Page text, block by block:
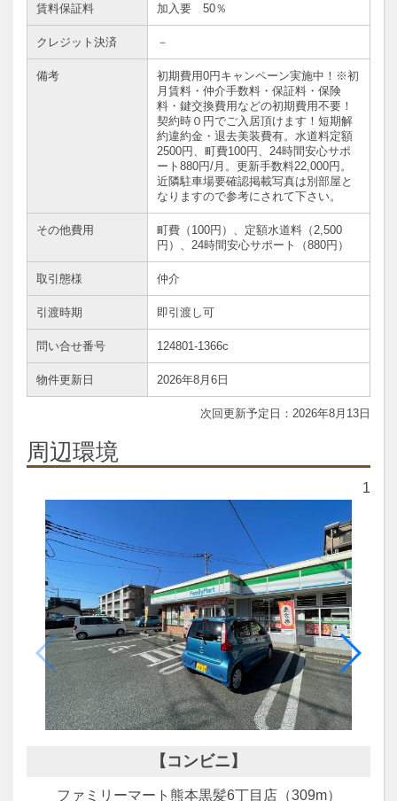
賃料保証料 加入要 50％
クレジット決済 －
備考
初期費用0円キャンペーン実施中！※初
月賃料・仲介手数料・保証料・保険
料・鍵交換費用などの初期費用不要！
契約時０円でご入居頂けます！短期解
約違約金・退去美装費有。水道料定額
2500円、町費100円、24時間安心サポ
ート880円/月。更新手数料22,000円。
近隣駐車場要確認掲載写真は別部屋と
なりますので参考にされて下さい。
その他費用
町費（100円）、定額水道料（2,500
円）、24時間安心サポート（880円）
取引態様 仲介
引渡時期 即引渡し可
問い合せ番号 124801-1366c
物件更新日 2026年8月6日
2026年8月13日
周辺環境
1
【コンビニ】
ファミリーマート熊本黒髪6丁目店（309m）